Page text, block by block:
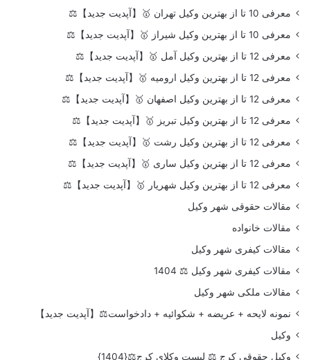
معرفی 10 تا از بهترین وکیل تهران 🥇【آپدیت جدید】⚖️
معرفی 10 تا از بهترین وکیل شیراز 🥇【آپدیت جدید】⚖️
معرفی 12 تا از بهترین وکیل آمل 🥇【آپدیت جدید】⚖️
معرفی 12 تا از بهترین وکیل ارومیه 🥇【آپدیت جدید】⚖️
معرفی 12 تا از بهترین وکیل اصفهان 🥇【آپدیت جدید】⚖️
معرفی 12 تا از بهترین وکیل تبریز 🥇【آپدیت جدید】⚖️
معرفی 12 تا از بهترین وکیل رشت 🥇【آپدیت جدید】⚖️
معرفی 12 تا از بهترین وکیل ساری 🥇【آپدیت جدید】⚖️
معرفی 12 تا از بهترین وکیل شهریار 🥇【آپدیت جدید】⚖️
مقالات حقوقی شهر وکیل
مقالات خانواده
مقالات کیفری شهر وکیل
مقالات کیفری شهر وکیل ⚖️ 1404
مقالات ملکی شهر وکیل
نمونه لایحه + عریضه + شکوائیه + دادخواست⚖️【آپدیت جدید】
وکیل
وکیل حقوقی کرج ⚖️ لیست وکلای کرج⚖️{1404}